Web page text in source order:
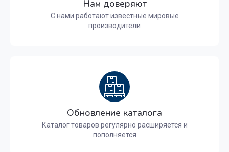
Нам доверяют
С нами работают известные мировые
производители
Обновление каталога
Каталог товаров регулярно расширяется и
пополняется